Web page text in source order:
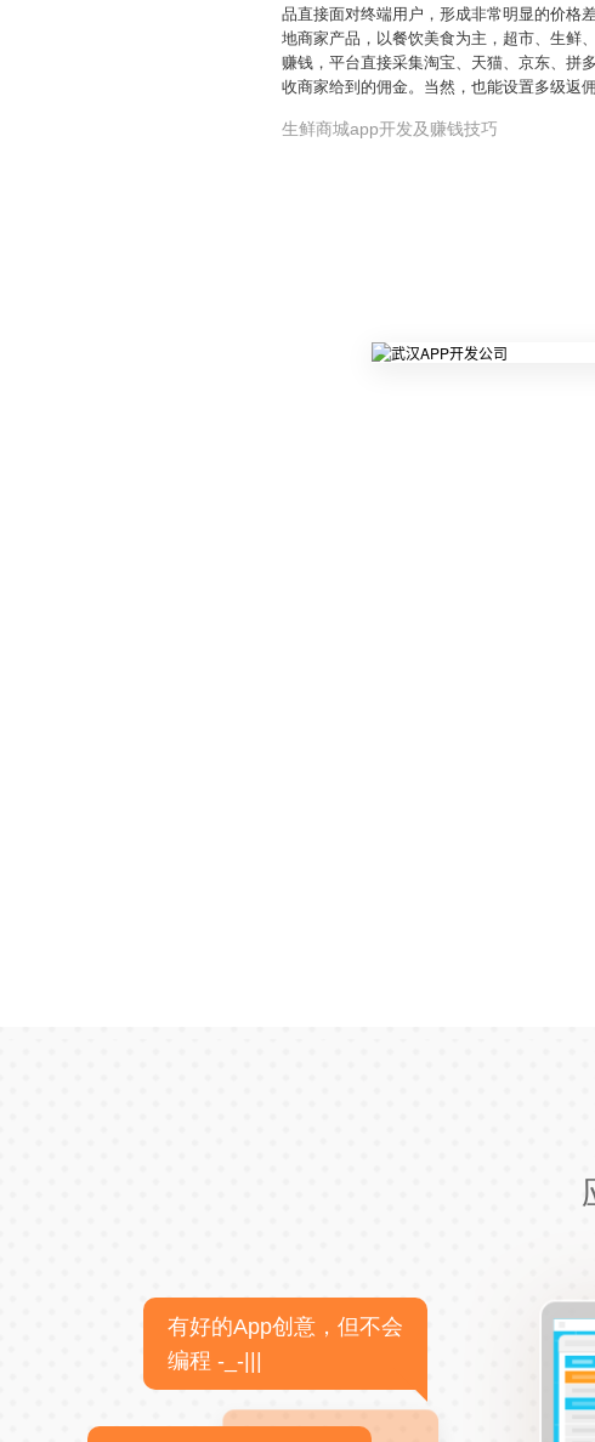
品直接面对终端用户，形成非常明显的价格
地商家产品，以餐饮美食为主，超市、生鲜
赚钱，平台直接采集淘宝、天猫、京东、拼
收商家给到的佣金。当然，也能设置多级返
生鲜商城app开发及赚钱技巧
有好的App创意，但不会
编程 -_-|||